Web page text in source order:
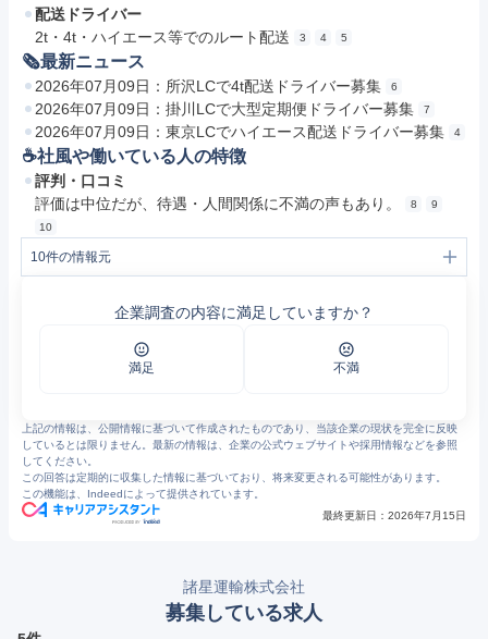
配送ドライバー
2t・4t・ハイエース等でのルート配送
3 4 5
🗞最新ニュース
2026年07月09日：所沢LCで4t配送ドライバー募集 6
2026年07月09日：掛川LCで大型定期便ドライバー募集 7
2026年07月09日：東京LCでハイエース配送ドライバー募集 4
☕️社風や働いている人の特徴
評判・口コミ
評価は中位だが、待遇・人間関係に不満の声もあり。
8
9
10
10件の情報元
諸星運輸株式会社の募集求人の一覧｜諸星運輸株式会社｜採用サイト
10https://jobtalk.jp/companies/226567
企業調査の内容に満足していますか？
満足 不満
上記の情報は、公開情報に基づいて作成されたものであり、当該企業の現状を完全に反映
しているとは限りません。最新の情報は、企業の公式ウェブサイトや採用情報などを参照
してください。
この回答は定期的に収集した情報に基づいており、将来変更される可能性があります。
この機能は、Indeedによって提供されています。
最終更新日： 2026年7月15日
諸星運輸株式会社
募集している求人